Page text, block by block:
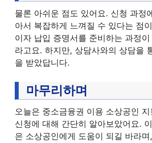
물론 아쉬운 점도 있어요. 신청 과정
아서 복잡하게 느껴질 수 있다는 점
이자 납입 증명서를 준비하는 과정이
라고요. 하지만, 상담사와의 상담을
을 받았답니다.
마무리하며
오늘은 중소금융권 이용 소상공인
신청에 대해 간단히 알아보았어요.
은 소상공인에게 도움이 되길 바라며